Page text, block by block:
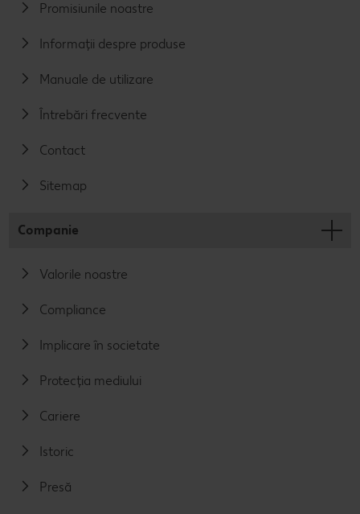
Promisiunile noastre
Informații despre produse
Manuale de utilizare
Întrebări frecvente
Contact
Sitemap
Companie
Valorile noastre
Compliance
Implicare în societate
Protecția mediului
Cariere
Istoric
Presă